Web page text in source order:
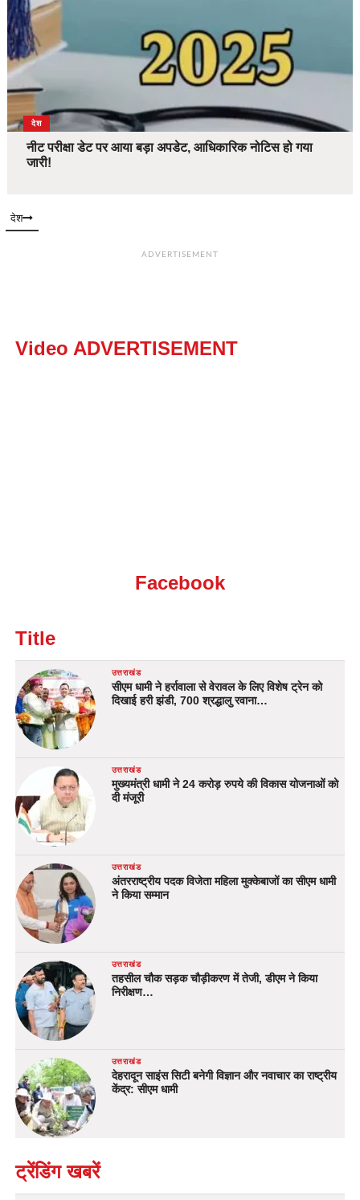
देश
नीट परीक्षा डेट पर आया बड़ा अपडेट, आधिकारिक नोटिस हो गया
जारी!
देश
ADVERTISEMENT
Video ADVERTISEMENT
Facebook
Title
उत्तराखंड
सीएम धामी ने हर्रावाला से वेरावल के लिए विशेष ट्रेन को
दिखाई हरी झंडी, 700 श्रद्धालु रवाना…
उत्तराखंड
मुख्यमंत्री धामी ने 24 करोड़ रुपये की विकास योजनाओं को
दी मंजूरी
उत्तराखंड
अंतरराष्ट्रीय पदक विजेता महिला मुक्केबाजों का सीएम धामी
ने किया सम्मान
उत्तराखंड
तहसील चौक सड़क चौड़ीकरण में तेजी, डीएम ने किया
निरीक्षण…
उत्तराखंड
देहरादून साइंस सिटी बनेगी विज्ञान और नवाचार का राष्ट्रीय
केंद्र: सीएम धामी
ट्रेंडिंग खबरें